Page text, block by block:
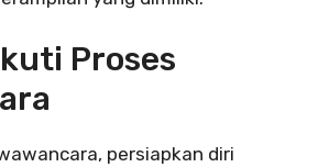
Proses
persiapkan diri